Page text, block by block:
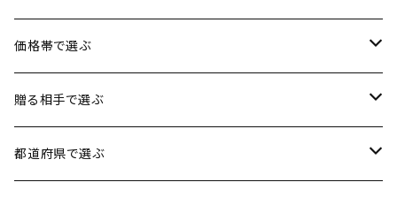
お肉
魚介類
加工品
価格帯で選ぶ
1円〜3,500円
3,501円〜5,000円
贈る相手で選ぶ
男性に贈る
都道府県で選ぶ